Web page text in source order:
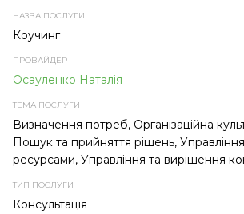
Коучинг
Осауленко Наталія
Визначення потреб, Організаційна
Пошук та прийняття рішень,
ресурсами, Управління та вирішення
Консультація